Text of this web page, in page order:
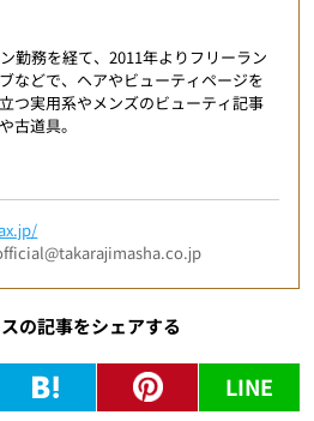
勤務を経て、2011年よりフリーラン
などで、ヘアやビューティページを
つ実用系やメンズのビューティ記事
古道具。
の記事をシェアする
LINE